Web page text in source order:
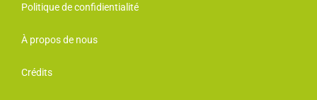
Politique de confidientialité
À propos de nous
Crédits